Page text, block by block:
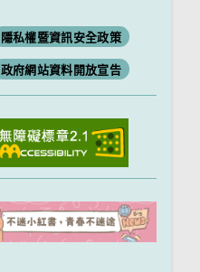
隱私權暨資訊安全政策
政府網站資料開放宣告